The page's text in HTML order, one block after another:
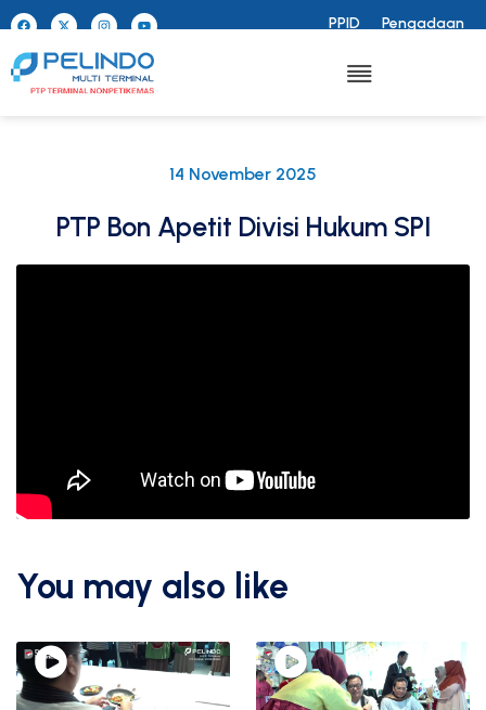
PPID Pengadaan
14 November 2025
PTP Bon Apetit Divisi Hukum SPI
You may also like